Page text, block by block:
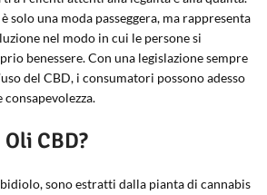
solo una moda passeggera, ma rappresenta
nel modo in cui le persone si
benessere. Con una legislazione sempre
del CBD, i consumatori possono adesso
CBD?
sono estratti dalla pianta di cannabis